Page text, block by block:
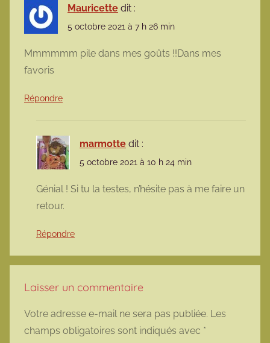
Mauricette dit :
5 octobre 2021 à 7 h 26 min
Mmmmmm pile dans mes goûts !!Dans mes
favoris
Répondre
marmotte dit :
5 octobre 2021 à 10 h 24 min
Génial ! Si tu la testes, n’hésite pas à me faire un
retour.
Répondre
Laisser un commentaire
Votre adresse e-mail ne sera pas publiée. Les
champs obligatoires sont indiqués avec *